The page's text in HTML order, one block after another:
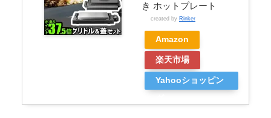
き ホットプレート
created by Rinker
Amazon
楽天市場
Yahooショッピン